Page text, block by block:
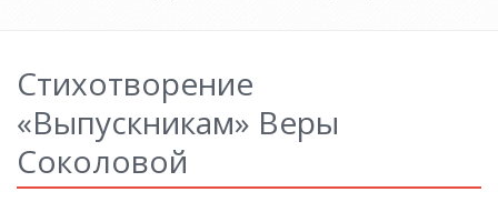
Стихотворение
«Выпускникам» Веры
Соколовой